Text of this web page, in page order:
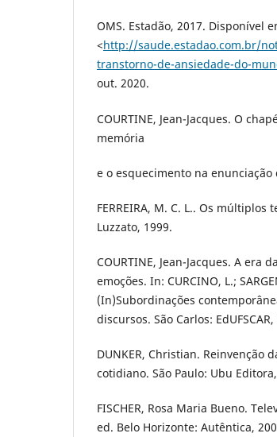
OMS. Estadão, 2017. Disponível
<http://saude.estadao.com.br/
transtorno-de-ansiedade-do-
out. 2020.
COURTINE, Jean-Jacques. O
memória
e o esquecimento na enunciação
FERREIRA, M. C. L.. Os
Luzzato, 1999.
COURTINE, Jean-Jacques. A era
emoções. In: CURCINO, L.;
(In)Subordinações
discursos. São Carlos: EdUFSCAR,
DUNKER, Christian. Reinvenção
cotidiano. São Paulo: Ubu
FISCHER, Rosa Maria Bueno.
ed. Belo Horizonte: Autêntica,